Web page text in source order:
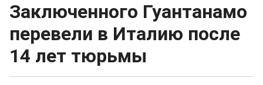
Заключенного Гуантанамо
перевели в Италию после
14 лет тюрьмы